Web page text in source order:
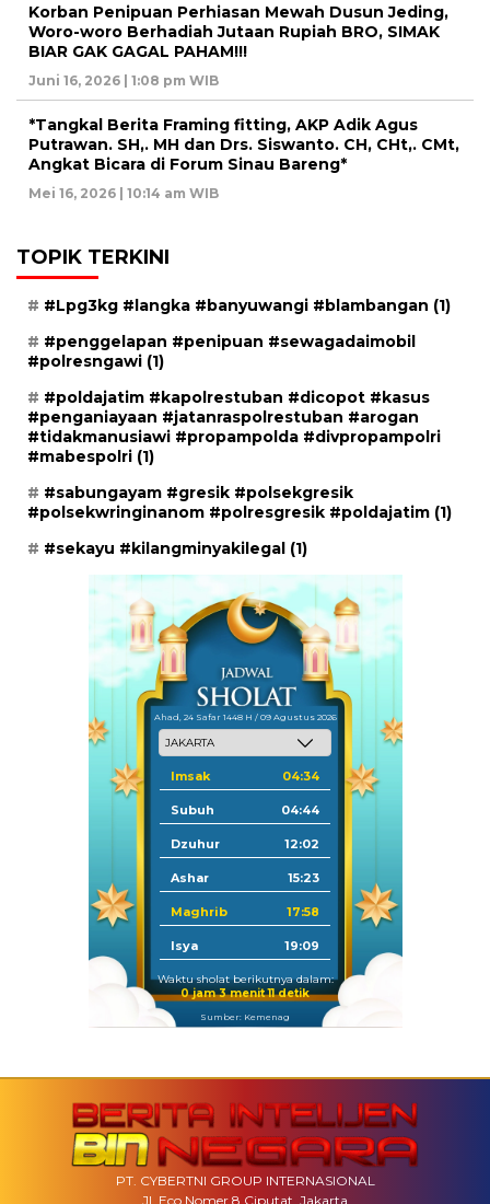
Korban Penipuan Perhiasan Mewah Dusun Jeding,
Woro-woro Berhadiah Jutaan Rupiah BRO, SIMAK
BIAR GAK GAGAL PAHAM!!!
Juni 16, 2026 | 1:08 pm WIB
*Tangkal Berita Framing fitting, AKP Adik Agus
Putrawan. SH,. MH dan Drs. Siswanto. CH, CHt,. CMt,
Angkat Bicara di Forum Sinau Bareng*
Mei 16, 2026 | 10:14 am WIB
TOPIK TERKINI
#Lpg3kg #langka #banyuwangi #blambangan (1)
#penggelapan #penipuan #sewagadaimobil
#polresngawi (1)
#poldajatim #kapolrestuban #dicopot #kasus
#penganiayaan #jatanraspolrestuban #arogan
#tidakmanusiawi #propampolda #divpropampolri
#mabespolri (1)
#sabungayam #gresik #polsekgresik
#polsekwringinanom #polresgresik #poldajatim (1)
#sekayu #kilangminyakilegal (1)
Ahad, 24 Safar 1448 H / 09 Agustus 2026
Imsak 04:34
Subuh 04:44
Dzuhur 12:02
Ashar 15:23
Maghrib 17:58
Isya 19:09
Waktu sholat berikutnya dalam:
0 jam 3 menit 10 detik
Sumber: Kemenag
PT. CYBERTNI GROUP INTERNASIONAL
Jl. Eco Nomer 8 Ciputat, Jakarta